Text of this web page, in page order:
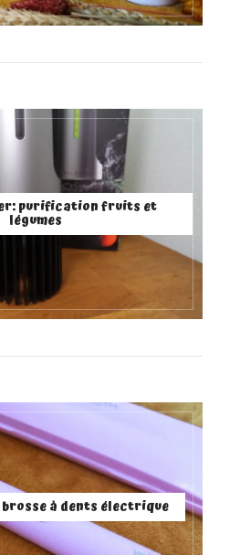
purification fruits et
légumes
à dents électrique